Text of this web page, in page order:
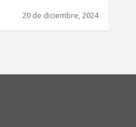
20 de diciembre, 2024